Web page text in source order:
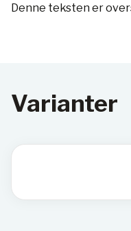
Denne teksten er
Varianter